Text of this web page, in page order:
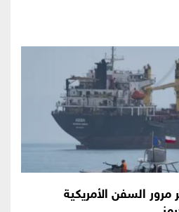
مرور السفن الأمريكية